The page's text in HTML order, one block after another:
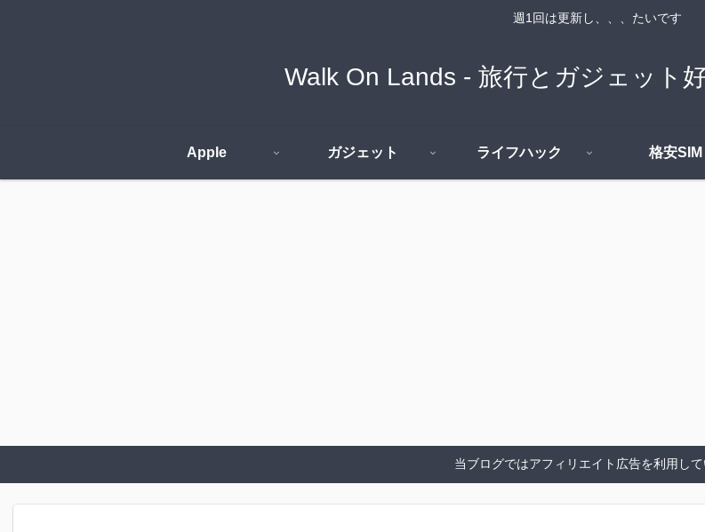
週1回は更新し、、、たいです
Walk On Lands - 旅行とガジェット
Apple ガジェット ライフハック 格安SIM
当ブログではアフィリエイト広告を利用し